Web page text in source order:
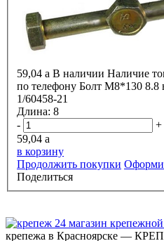
59,04 a В наличии Наличие
по телефону Болт М8*130 8.8
1/60458-21
Длина: 8
-
+
59,04 a
в корзину
Продолжить покупки
Поделиться
крепежа в Красноярске —